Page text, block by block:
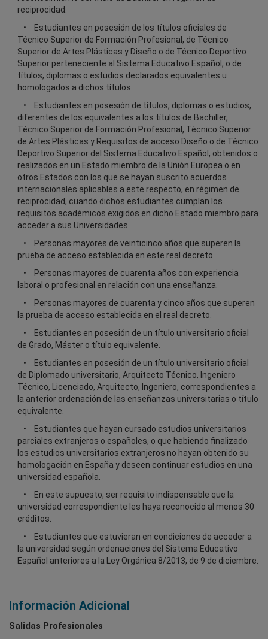
reciprocidad.
Estudiantes en posesión de los títulos oficiales de
Técnico Superior de Formación Profesional, de Técnico
Superior de Artes Plásticas y Diseño o de Técnico Deportivo
Superior perteneciente al Sistema Educativo Español, o de
títulos, diplomas o estudios declarados equivalentes u
homologados a dichos títulos.
Estudiantes en posesión de títulos, diplomas o estudios,
diferentes de los equivalentes a los títulos de Bachiller,
Técnico Superior de Formación Profesional, Técnico Superior
de Artes Plásticas y Requisitos de acceso Diseño o de Técnico
Deportivo Superior del Sistema Educativo Español, obtenidos o
realizados en un Estado miembro de la Unión Europea o en
otros Estados con los que se hayan suscrito acuerdos
internacionales aplicables a este respecto, en régimen de
reciprocidad, cuando dichos estudiantes cumplan los
requisitos académicos exigidos en dicho Estado miembro para
acceder a sus Universidades.
Personas mayores de veinticinco años que superen la
prueba de acceso establecida en este real decreto.
Personas mayores de cuarenta años con experiencia
laboral o profesional en relación con una enseñanza.
Personas mayores de cuarenta y cinco años que superen
la prueba de acceso establecida en el real decreto.
Estudiantes en posesión de un título universitario oficial
de Grado, Máster o título equivalente.
Estudiantes en posesión de un título universitario oficial
de Diplomado universitario, Arquitecto Técnico, Ingeniero
Técnico, Licenciado, Arquitecto, Ingeniero, correspondientes a
la anterior ordenación de las enseñanzas universitarias o título
equivalente.
Estudiantes que hayan cursado estudios universitarios
parciales extranjeros o españoles, o que habiendo finalizado
los estudios universitarios extranjeros no hayan obtenido su
homologación en España y deseen continuar estudios en una
universidad española.
En este supuesto, ser requisito indispensable que la
universidad correspondiente les haya reconocido al menos 30
créditos.
Estudiantes que estuvieran en condiciones de acceder a
la universidad según ordenaciones del Sistema Educativo
Español anteriores a la Ley Orgánica 8/2013, de 9 de diciembre.
Información Adicional
Salidas Profesionales